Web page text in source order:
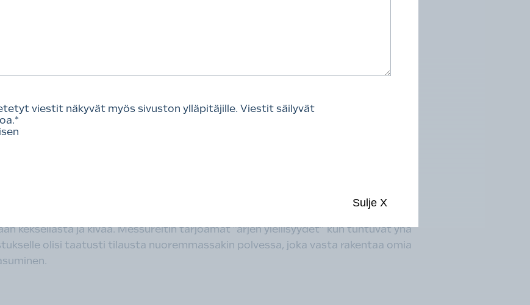
käytännölliset ja arjessa toimivat ratkaisut. Muuntojoustavassa
taipuu jopa neljän huoneen näppäräksi kodiksi. Spinellistä löytyy myös
kera.
puolestaan tarjoaa muun muassa 39 neliömetrin kompakteja kaksioita, joissa
kymmenellä lisäneliöllä. Myös omakotitaloissa on nähtävissä terveempi
ihmisiä enää huokailemaan ja hiilipihiys alkaa olla arvossaan.
tällä kertaa oli pienin koti, eli Saton StudioKoti, joka onnistuu kätkemään
kaiken mitä asumisessa tarvitsee, vieläpä kauniilla ja kutsuvalla tavalla. Toivoa
heltiää poikkeuslupa ja 68 minikotia saa onnelliset asukkaansa 500
Messujen teemaksi ansaitsisi päästä kohtuuhintainen asuminen,
kekseliästä ja kivaa. Messureitin tarjoamat ”arjen ylellisyydet” kun tuntuvat yhä
olisi taatusti tilausta nuoremmassakin polvessa, joka vasta rakentaa omia
viestit näkyvät myös sivuston ylläpitäjille. Viestit säilyvät
*
Sulje X